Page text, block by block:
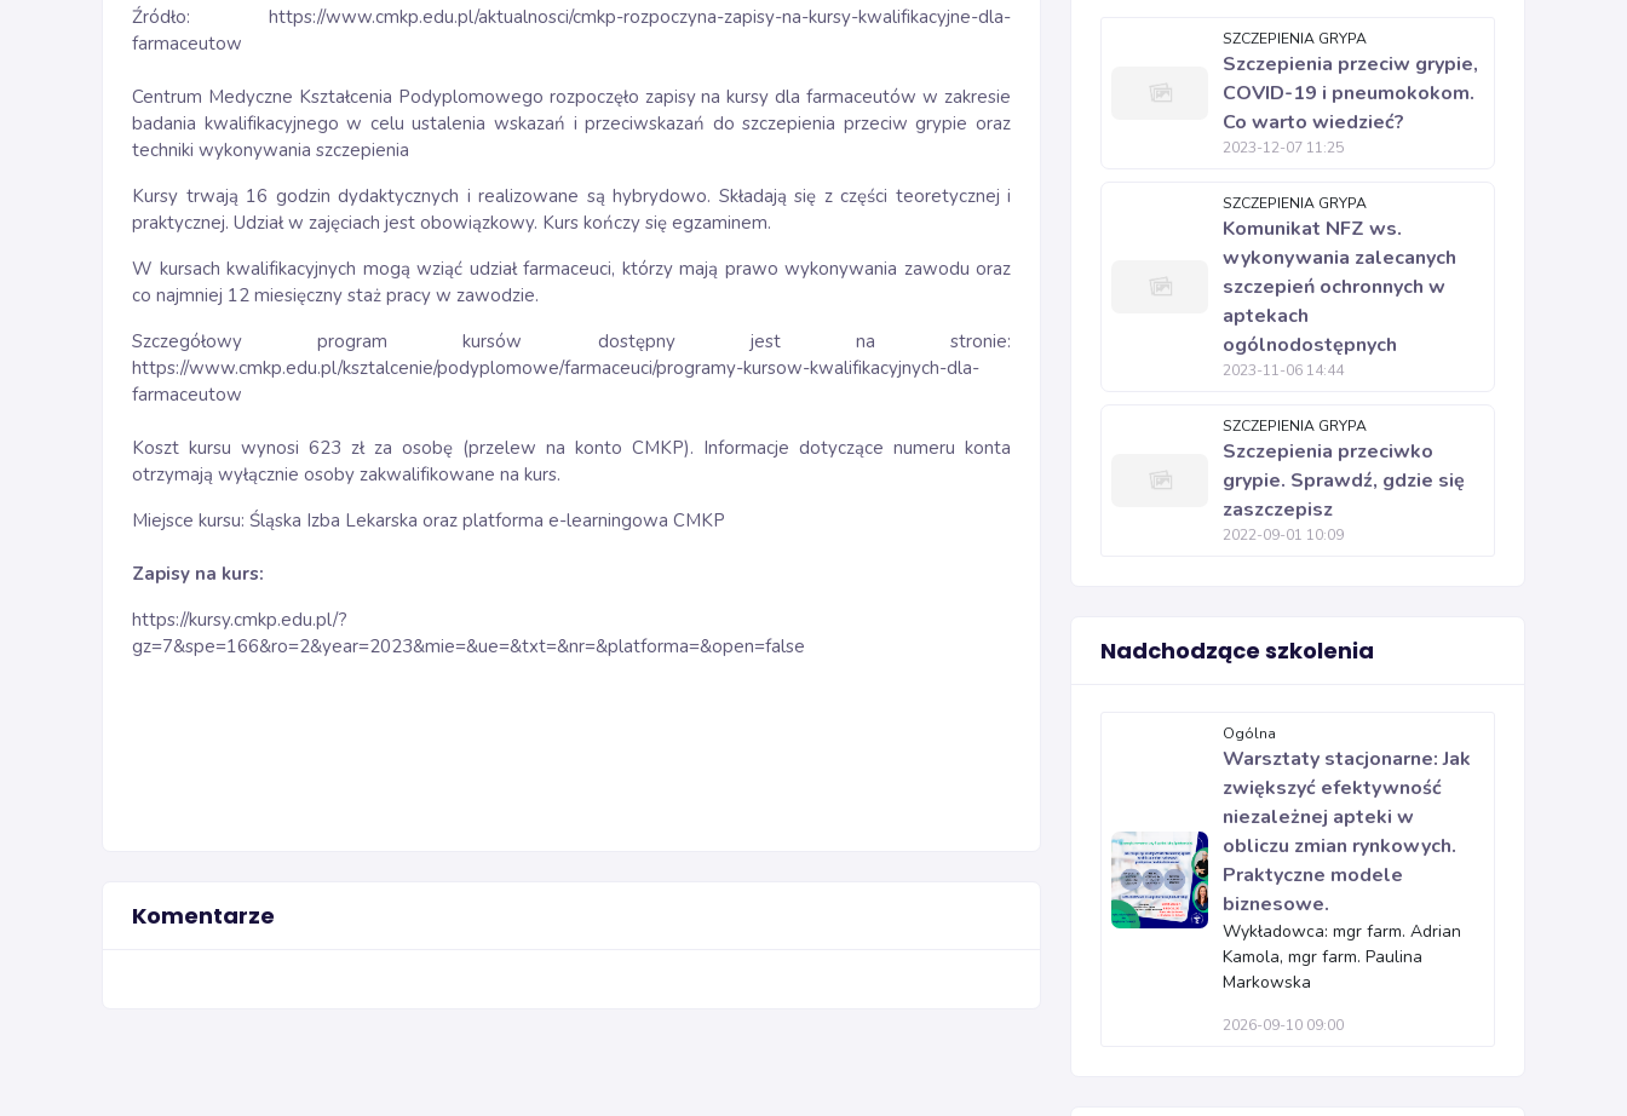
Źródło: https://www.cmkp.edu.pl/aktualnosci/cmkp-rozpoczyna-zapisy-na-kursy-kwalifikacyjne-dla-
farmaceutow
Centrum Medyczne Kształcenia Podyplomowego rozpoczęło zapisy na kursy dla farmaceutów w zakresie
badania kwalifikacyjnego w celu ustalenia wskazań i przeciwskazań do szczepienia przeciw grypie oraz
techniki wykonywania szczepienia
Kursy trwają 16 godzin dydaktycznych i realizowane są hybrydowo. Składają się z części teoretycznej i
praktycznej. Udział w zajęciach jest obowiązkowy. Kurs kończy się egzaminem.
W kursach kwalifikacyjnych mogą wziąć udział farmaceuci, którzy mają prawo wykonywania zawodu oraz
co najmniej 12 miesięczny staż pracy w zawodzie.
Szczegółowy program kursów dostępny jest na stronie:
https://www.cmkp.edu.pl/ksztalcenie/podyplomowe/farmaceuci/programy-kursow-kwalifikacyjnych-dla-
farmaceutow
Koszt kursu wynosi 623 zł za osobę (przelew na konto CMKP). Informacje dotyczące numeru konta
otrzymają wyłącznie osoby zakwalifikowane na kurs.
Miejsce kursu: Śląska Izba Lekarska oraz platforma e-learningowa CMKP
Zapisy na kurs:
https://kursy.cmkp.edu.pl/?
gz=7&spe=166&ro=2&year=2023&mie=&ue=&txt=&nr=&platforma=&open=false
Komentarze
SZCZEPIENIA GRYPA
Szczepienia przeciw grypie,
COVID-19 i pneumokokom.
Co warto wiedzieć?
2023-12-07 11:25
SZCZEPIENIA GRYPA
Komunikat NFZ ws.
wykonywania zalecanych
szczepień ochronnych w
aptekach
ogólnodostępnych
2023-11-06 14:44
SZCZEPIENIA GRYPA
Szczepienia przeciwko
grypie. Sprawdź, gdzie się
zaszczepisz
2022-09-01 10:09
Nadchodzące szkolenia
Ogólna
Warsztaty stacjonarne: Jak
zwiększyć efektywność
niezależnej apteki w
obliczu zmian rynkowych.
Praktyczne modele
biznesowe.
Wykładowca: mgr farm. Adrian
Kamola, mgr farm. Paulina
Markowska
2026-09-10 09:00